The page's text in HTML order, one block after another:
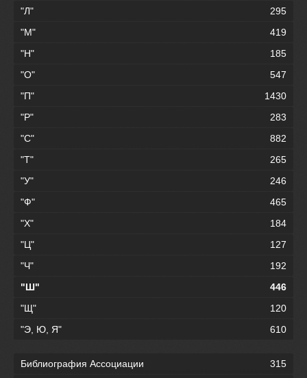
"Л"
295
"М"
419
"Н"
185
"О"
547
"П"
1430
"Р"
283
"С"
882
"Т"
265
"У"
246
"Ф"
465
"Х"
184
"Ц"
127
"Ч"
192
"Ш"
446
"Щ"
120
"Э, Ю, Я"
610
Библиография Ассоциации
315